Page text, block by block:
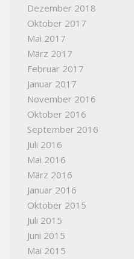
Dezember 2018
Oktober 2017
Mai 2017
März 2017
Februar 2017
Januar 2017
November 2016
Oktober 2016
September 2016
Juli 2016
Mai 2016
März 2016
Januar 2016
Oktober 2015
Juli 2015
Juni 2015
Mai 2015